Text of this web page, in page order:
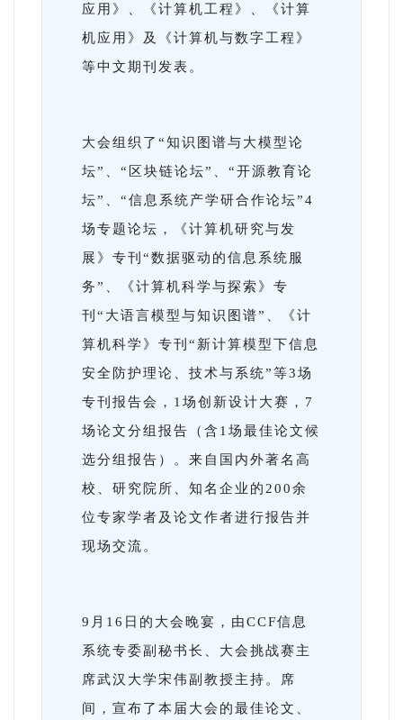
应用》、《计算机工程》、《计算
机应用》及《计算机与数字工程》
等中文期刊发表。
大会组织了“知识图谱与大模型论
坛”、“区块链论坛”、“开源教育论
坛”、“信息系统产学研合作论坛”4
场专题论坛，《计算机研究与发
展》专刊“数据驱动的信息系统服
务”、《计算机科学与探索》专
刊“大语言模型与知识图谱”、《计
算机科学》专刊“新计算模型下信息
安全防护理论、技术与系统”等3场
专刊报告会，1场创新设计大赛，7
场论文分组报告（含1场最佳论文候
选分组报告）。来自国内外著名高
校、研究院所、知名企业的200余
位专家学者及论文作者进行报告并
现场交流。
9月16日的大会晚宴，由CCF信息
系统专委副秘书长、大会挑战赛主
席武汉大学宋伟副教授主持。席
间，宣布了本届大会的最佳论文、